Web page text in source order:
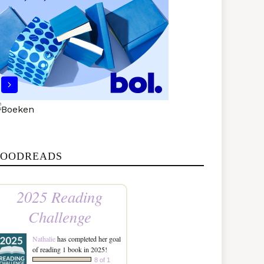
2025 Reading
Challenge
Nathaliehas completed her goal
of reading 1 book in 2025!
8 of 1